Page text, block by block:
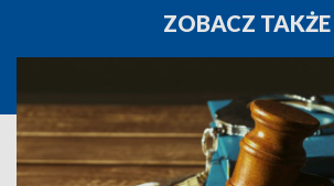
ZOBACZ TAKŻE